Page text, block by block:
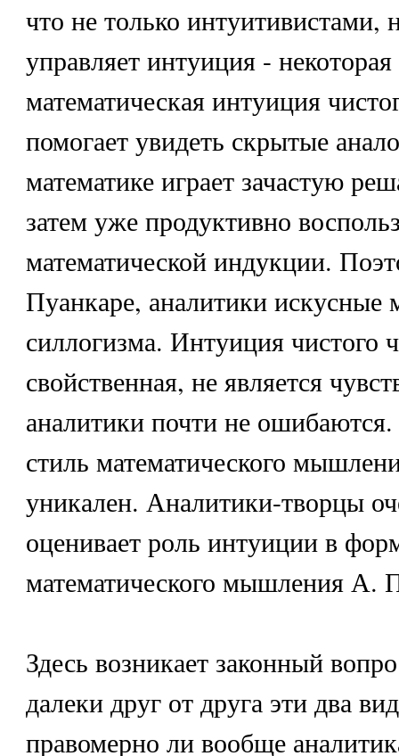
что не только интуитивистами,
управляет интуиция -
математическая интуиция
помогает увидеть скрытые
математике играет зачастую
затем уже продуктивно
математической индукции.
Пуанкаре, аналитики искусные
силлогизма. Интуиция чистого
свойственная, не является
аналитики почти не
стиль математического
уникален. Аналитики-творцы
оценивает роль интуиции в
математического мышления А.
Здесь возникает законный
далеки друг от друга эти два
правомерно ли вообще